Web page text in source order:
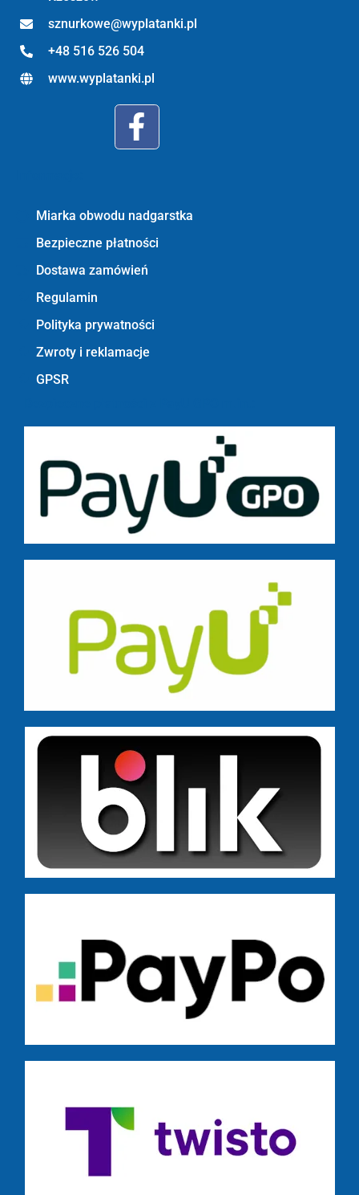
sznurkowe@wyplatanki.pl
+48 516 526 504
www.wyplatanki.pl
Miarka obwodu nadgarstka
Bezpieczne płatności
Dostawa zamówień
Regulamin
Polityka prywatności
Zwroty i reklamacje
GPSR